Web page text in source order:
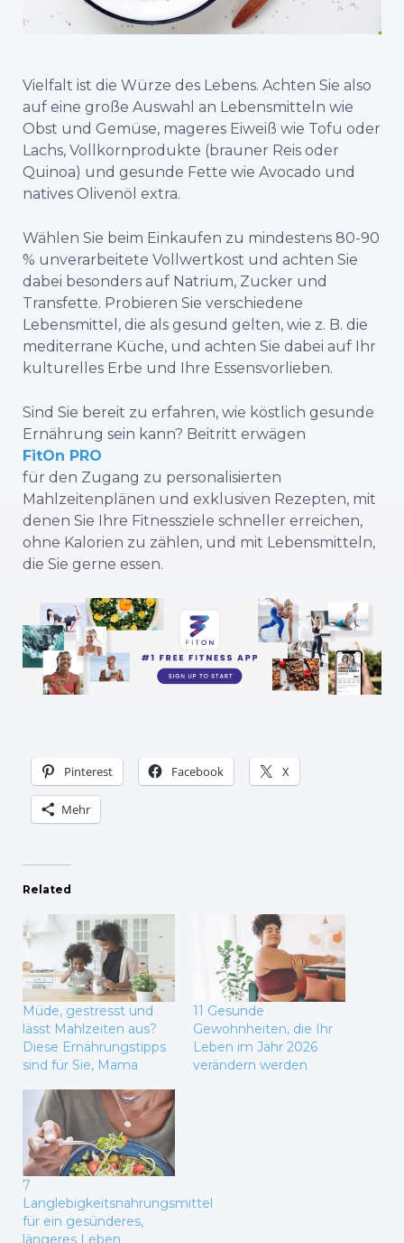
Vielfalt ist die Würze des Lebens. Achten Sie also
auf eine große Auswahl an Lebensmitteln wie
Obst und Gemüse, mageres Eiweiß wie Tofu oder
Lachs, Vollkornprodukte (brauner Reis oder
Quinoa) und gesunde Fette wie Avocado und
natives Olivenöl extra.
Wählen Sie beim Einkaufen zu mindestens 80-90
% unverarbeitete Vollwertkost und achten Sie
dabei besonders auf Natrium, Zucker und
Transfette. Probieren Sie verschiedene
Lebensmittel, die als gesund gelten, wie z. B. die
mediterrane Küche, und achten Sie dabei auf Ihr
kulturelles Erbe und Ihre Essensvorlieben.
Sind Sie bereit zu erfahren, wie köstlich gesunde
Ernährung sein kann? Beitritt erwägen
FitOn PRO
für den Zugang zu personalisierten
Mahlzeitenplänen und exklusiven Rezepten, mit
denen Sie Ihre Fitnessziele schneller erreichen,
ohne Kalorien zu zählen, und mit Lebensmitteln,
die Sie gerne essen.
Pinterest Facebook X
Mehr
Related
Müde, gestresst und
lässt Mahlzeiten aus?
Diese Ernährungstipps
sind für Sie, Mama
11 Gesunde
Gewohnheiten, die Ihr
Leben im Jahr 2026
verändern werden
7
Langlebigkeitsnahrungsmittel
für ein gesünderes,
längeres Leben